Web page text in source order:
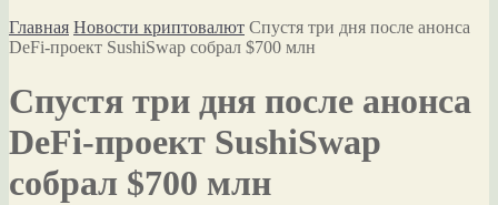
Главная Новости криптовалют Спустя три дня после анонса
DeFi-проект SushiSwap собрал $700 млн
Спустя три дня после анонса
DeFi-проект SushiSwap
собрал $700 млн